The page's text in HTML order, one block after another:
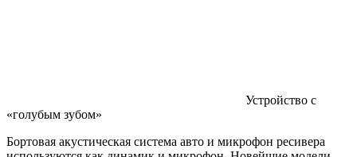
Устройство с
«голубым зубом»
Бортовая акустическая система авто и микрофон ресивера